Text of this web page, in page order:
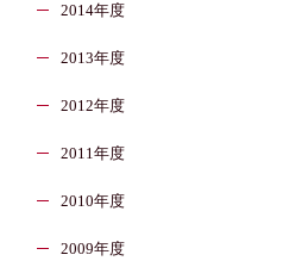
2014年度
2013年度
2012年度
2011年度
2010年度
2009年度